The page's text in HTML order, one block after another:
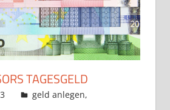
TAGESGELD
admin
geld anlegen,